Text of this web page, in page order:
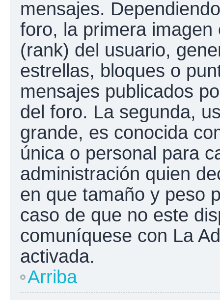
mensajes.
foro, la primera
(rank) del usuario,
estrellas, bloques o
mensajes publicados
del foro. La segunda,
grande, es conocida
única o personal para
administración quien
en que tamaño y peso
caso de que no este
comuníquese con La
activada.
Arriba